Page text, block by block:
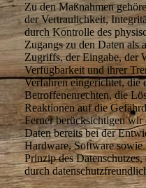
Zu den Maßnahmen
der Vertraulichkeit,
durch Kontrolle des
Zugangs zu den Daten als
Zugriffs, der Eingabe, der
Verfügbarkeit und ihrer
Verfahren eingerichtet, die
Betroffenenrechten, die
Reaktionen auf die
Ferner berücksichtigen wir
Daten bereits bei der
Hardware, Software sowie
Prinzip des
durch